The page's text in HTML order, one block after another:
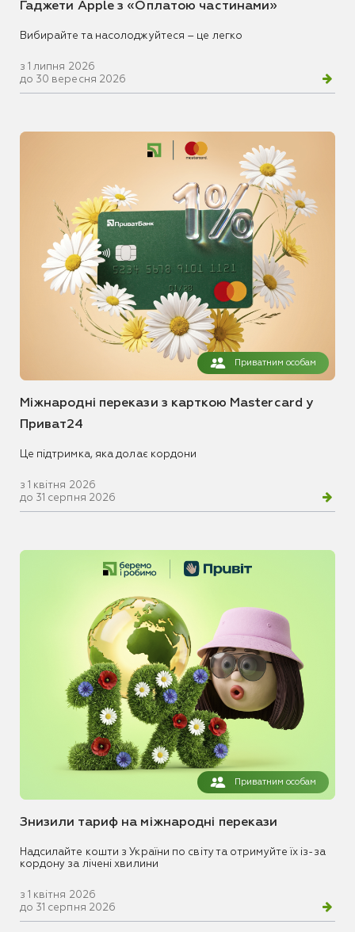
Гаджети Apple з «Оплатою частинами»
Вибирайте та насолоджуйтеся – це легко
з 1 липня 2026
до 30 вересня 2026
Приватним особам
Міжнародні перекази з карткою Mastercard у
Приват24
Це підтримка, яка долає кордони
з 1 квітня 2026
до 31 серпня 2026
Приватним особам
Знизили тариф на міжнародні перекази
Надсилайте кошти з України по світу та отримуйте їх із-за
кордону за лічені хвилини
з 1 квітня 2026
до 31 серпня 2026